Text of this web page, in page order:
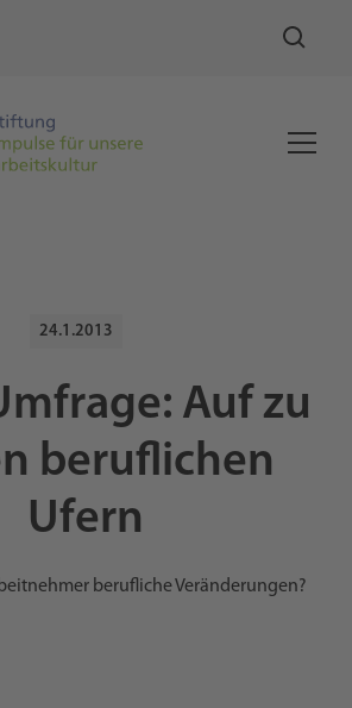
24.1.2013
Auf zu
beruflichen
Ufern
berufliche Veränderungen?